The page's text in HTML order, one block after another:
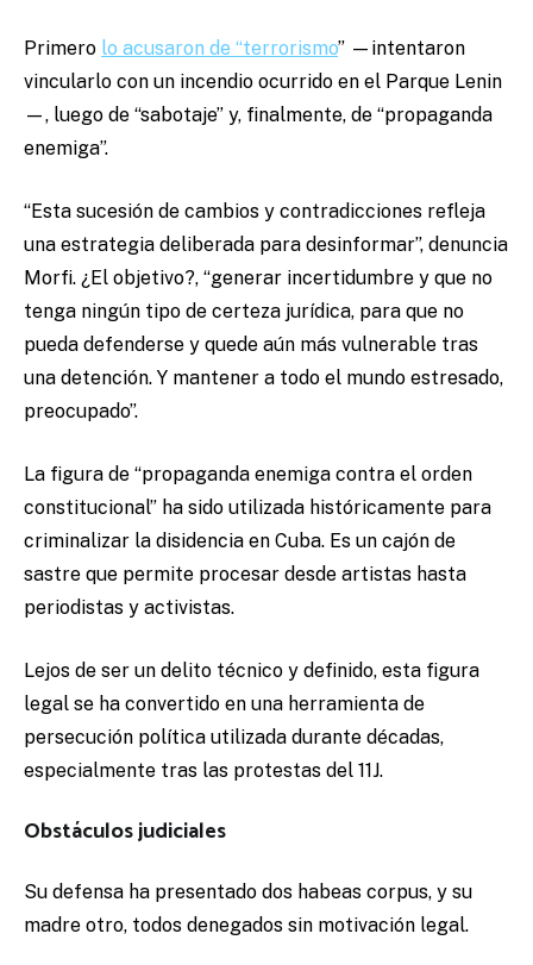
Primero lo acusaron de “terrorismo” —intentaron
vincularlo con un incendio ocurrido en el Parque Lenin
—, luego de “sabotaje” y, finalmente, de “propaganda
enemiga”.
“Esta sucesión de cambios y contradicciones refleja
una estrategia deliberada para desinformar”, denuncia
Morfi. ¿El objetivo?, “generar incertidumbre y que no
tenga ningún tipo de certeza jurídica, para que no
pueda defenderse y quede aún más vulnerable tras
una detención. Y mantener a todo el mundo estresado,
preocupado”.
La figura de “propaganda enemiga contra el orden
constitucional” ha sido utilizada históricamente para
criminalizar la disidencia en Cuba. Es un cajón de
sastre que permite procesar desde artistas hasta
periodistas y activistas.
Lejos de ser un delito técnico y definido, esta figura
legal se ha convertido en una herramienta de
persecución política utilizada durante décadas,
especialmente tras las protestas del 11J.
Obstáculos judiciales
Su defensa ha presentado dos habeas corpus, y su
madre otro, todos denegados sin motivación legal.